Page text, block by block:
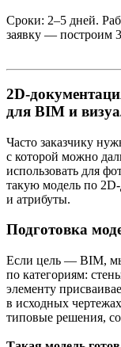
Сроки: 2–5 дней.
заявку — построим
2D-
для BIM и
Часто заказчику
с которой можно
использовать для
такую модель по
и атрибуты.
Подготовка
Если цель — BIM,
по категориям:
элементу
в исходных
типовые решения,